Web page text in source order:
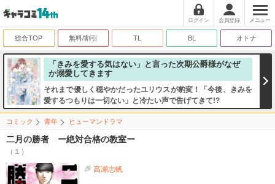
ログイン 会員登録 メニュー
総合TOP 無料/割引 TL BL オトナ
「きみを愛する気はない」と言った次期公爵様がなぜ
か溺愛してきます
それまで優しく穏やかだったユリウスが豹変！「今後、きみを
愛するつもりは一切ない」と冷たい声で告げてきて!?
コミック 青年 ヒューマンドラマ
二月の勝者 ー絶対合格の教室ー
（１）
高瀬志帆